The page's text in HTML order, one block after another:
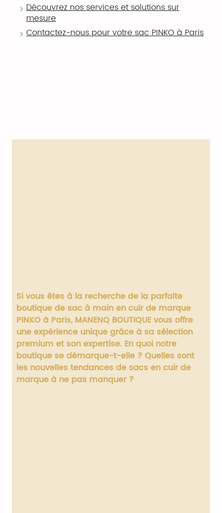
Découvrez nos services et solutions sur
mesure
Contactez-nous pour votre sac PINKO à Paris
Si vous êtes à la recherche de la parfaite
boutique de sac à main en cuir de marque
PINKO à Paris, MANENQ BOUTIQUE vous offre
une expérience unique grâce à sa sélection
premium et son expertise. En quoi notre
boutique se démarque-t-elle ? Quelles sont
les nouvelles tendances de sacs en cuir de
marque à ne pas manquer ?